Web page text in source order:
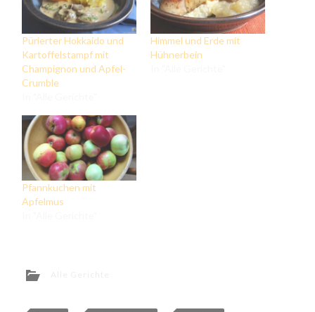
Pürierter Hokkaido und
Kartoffelstampf mit
Champignon und Apfel-
Crumble
Himmel und Erde mit
Hühnerbein
Pfannkuchen mit
Apfelmus